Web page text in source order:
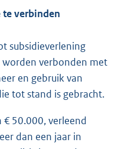
te verbinden
subsidieverlening
verbonden met
en gebruik van
tot stand is gebracht.
€ 50.000, verleend
dan een jaar in